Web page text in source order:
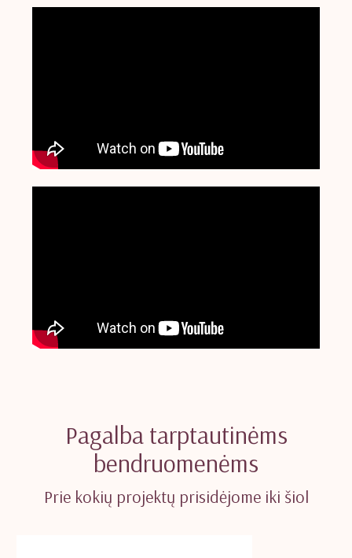
Pagalba tarptautinėms
bendruomenėms
Prie kokių projektų prisidėjome iki šiol